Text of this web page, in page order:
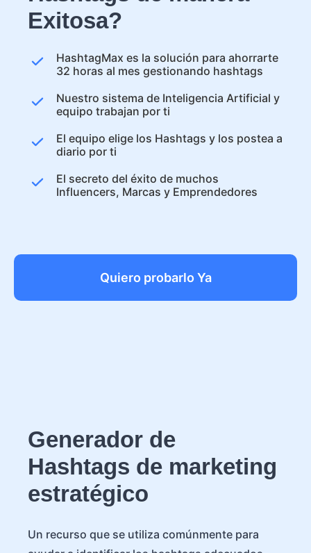
Exitosa?
HashtagMax es la solución para ahorrarte
32 horas al mes gestionando hashtags
Nuestro sistema de Inteligencia Artificial y
equipo trabajan por ti
El equipo elige los Hashtags y los postea a
diario por ti
El secreto del éxito de muchos
Influencers, Marcas y Emprendedores
Quiero probarlo Ya
Generador de
Hashtags de marketing
estratégico
Un recurso que se utiliza comúnmente para